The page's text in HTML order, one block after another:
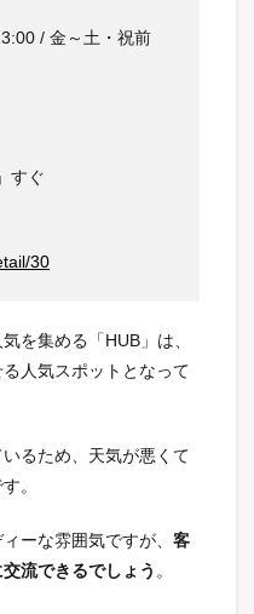
/ 金～土・祝前
すぐ
30
を集める「HUB」は、
人気スポットとなって
るため、天気が悪くて
。
ーな雰囲気ですが、 客
流できるでしょう 。